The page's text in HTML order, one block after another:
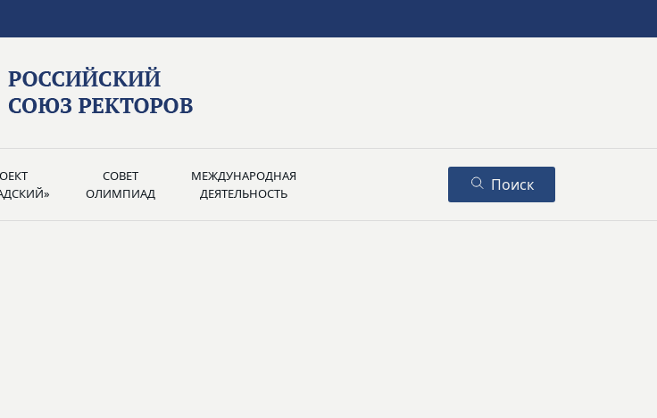
СОВЕТ
ОЛИМПИАД
МЕЖДУНАРОДНАЯ
ДЕЯТЕЛЬНОСТЬ
Поиск